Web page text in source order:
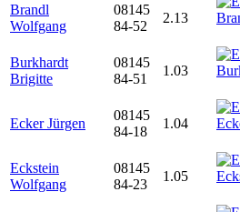
Brandl
Wolfgang
08145
84-52
2.13
Burkhardt
Brigitte
08145
84-51
1.03
Ecker Jürgen
08145
84-18
1.04
Eckstein
Wolfgang
08145
84-23
1.05